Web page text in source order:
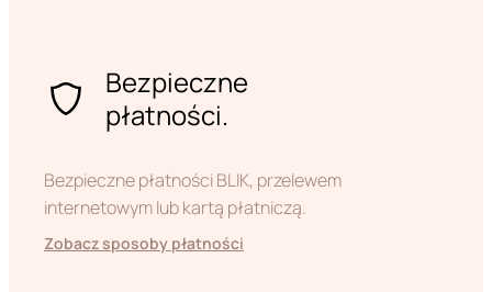
Bezpieczne
płatności.
Bezpieczne płatności BLIK, przelewem
internetowym lub kartą płatniczą.
Zobacz sposoby płatności